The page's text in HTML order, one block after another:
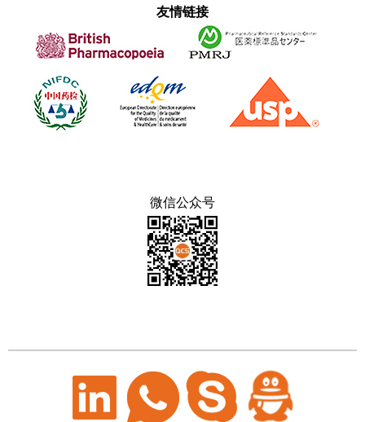
友情链接
微信公众号